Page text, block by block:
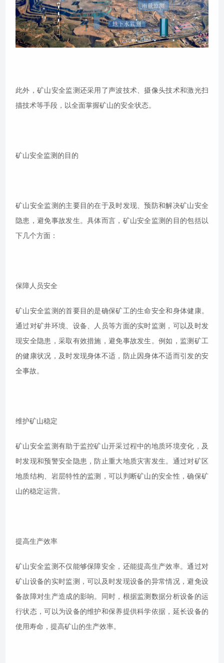
此外，矿山安全监测还采用了声波技术、摄像头技术和激光扫
描技术等手段，以全面掌握矿山的安全状态。
矿山安全监测的目的
矿山安全监测的主要目的在于及时发现、预防和解决矿山安全
隐患，避免事故发生。具体而言，矿山安全监测的目的包括以
下几个方面：
保障人员安全
矿山安全监测的首要目的是确保矿工的生命安全和身体健康。
通过对矿井环境、设备、人员等方面的实时监测，可以及时发
现安全隐患，采取有效措施，避免事故发生。例如，监测矿工
的健康状况，及时发现身体不适，防止因身体不适而引发的安
全事故。
维护矿山稳定
矿山安全监测有助于监控矿山开采过程中的地质环境变化，及
时发现和预警安全隐患，防止重大地质灾害发生。通过对矿区
地质结构、岩层特性的监测，可以判断矿山的安全性，确保矿
山的稳定运营。
提高生产效率
矿山安全监测不仅能够保障安全，还能提高生产效率。通过对
矿山设备的实时监测，可以及时发现设备的异常情况，避免设
备故障对生产造成的影响。同时，根据监测数据分析设备的运
行状态，可以为设备的维护和保养提供科学依据，延长设备的
使用寿命，提高矿山的生产效率。